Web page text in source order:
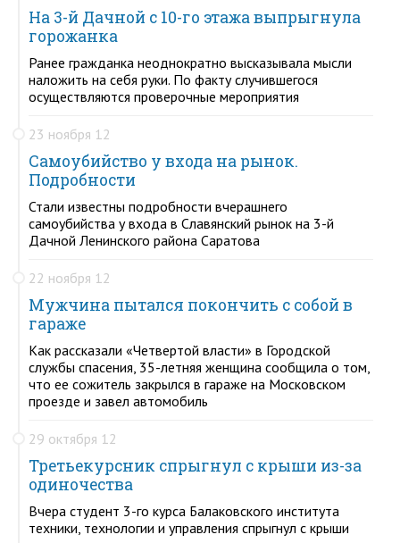
На 3-й Дачной с 10-го этажа выпрыгнула
горожанка
Ранее гражданка неоднократно высказывала мысли
наложить на себя руки. По факту случившегося
осуществляются проверочные мероприятия
23 ноября 12
Самоубийство у входа на рынок.
Подробности
Стали известны подробности вчерашнего
самоубийства у входа в Славянский рынок на 3-й
Дачной Ленинского района Саратова
22 ноября 12
Мужчина пытался покончить с собой в
гараже
Как рассказали «Четвертой власти» в Городской
службы спасения, 35-летняя женщина сообщила о том,
что ее сожитель закрылся в гараже на Московском
проезде и завел автомобиль
29 октября 12
Третьекурсник спрыгнул с крыши из-за
одиночества
Вчера студент 3-го курса Балаковского института
техники, технологии и управления спрыгнул с крыши